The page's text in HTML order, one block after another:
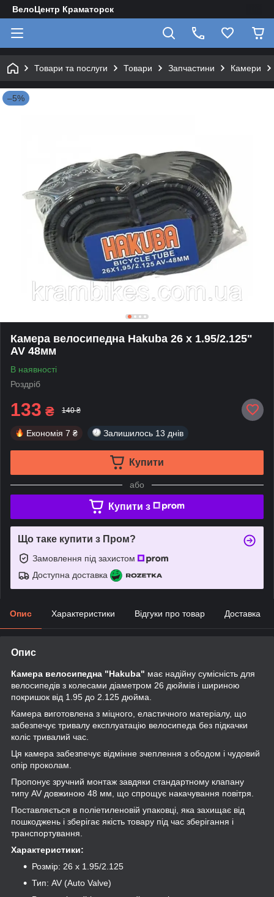
ВелоЦентр Краматорск
Товари та послуги Товари Запчастини Камери
–5%
Камера велосипедна Hakuba 26 x 1.95/2.125"
AV 48мм
В наявності
Роздріб
133 ₴ 140 ₴
Економія 7 ₴ Залишилось 13 днів
Купити
або
Купити з
Що таке купити з Пром?
Замовлення під захистом
Доступна доставка
Опис Характеристики Відгуки про товар Доставка
Опис
Камера велосипедна "Hakuba" має надійну сумісність для
велосипедів з колесами діаметром 26 дюймів і шириною
покришок від 1.95 до 2.125 дюйма.
Камера виготовлена з міцного, еластичного матеріалу, що
забезпечує тривалу експлуатацію велосипеда без підкачки
коліс тривалий час.
Ця камера забезпечує відмінне зчеплення з ободом і чудовий
опір проколам.
Пропонує зручний монтаж завдяки стандартному клапану
типу AV довжиною 48 мм, що спрощує накачування повітря.
Поставляється в поліетиленовій упаковці, яка захищає від
пошкоджень і зберігає якість товару під час зберігання і
транспортування.
Характеристики:
Розмір: 26 x 1.95/2.125
Тип: AV (Auto Valve)